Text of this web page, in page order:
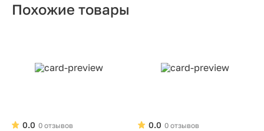
Похожие товары
0 отзывов
0.0
0 отзывов
0.0